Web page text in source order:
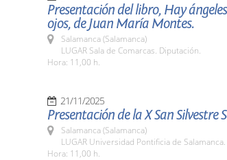
Presentación del libro, Hay
ojos, de Juan María Montes.
Salamanca (Salamanca)
LUGAR Sala de Comarcas. Diputación.
Hora: 11,00 h.
21/11/2025
Presentación de la X San Silvestre
Salamanca (Salamanca)
LUGAR Universidad Pontificia de Salamanca.
Hora: 11,00 h.